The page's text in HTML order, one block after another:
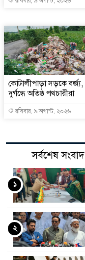
কোটালীপাড়া সড়কে বর্জ্য,
দুর্গন্ধে অতিষ্ঠ পথচারীরা
রবিবার, ৯ অগাস্ট, ২০২৬
সর্বশেষ সংবাদ
১
২